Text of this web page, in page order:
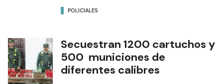
POLICIALES
Secuestran 1200 cartuchos y
500 municiones de
diferentes calibres